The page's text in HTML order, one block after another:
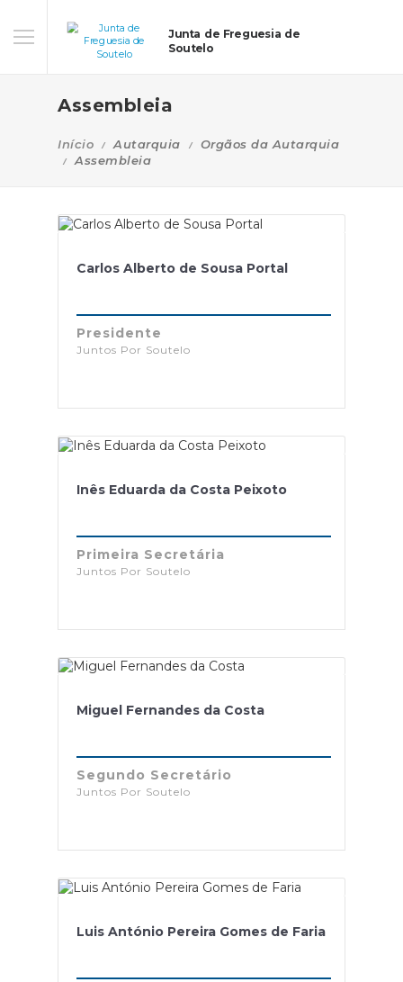
Junta de Freguesia de
Soutelo
Assembleia
Início Autarquia
Orgãos da Autarquia
Assembleia
Carlos Alberto de Sousa Portal
Presidente
Juntos Por Soutelo
Inês Eduarda da Costa Peixoto
Primeira Secretária
Juntos Por Soutelo
Miguel Fernandes da Costa
Segundo Secretário
Juntos Por Soutelo
Luis António Pereira Gomes de Faria